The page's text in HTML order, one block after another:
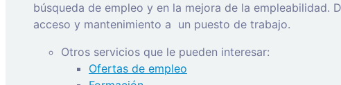
búsqueda de empleo y en la mejora de la
acceso y mantenimiento a un puesto de trabajo.
Otros servicios que le pueden interesar:
Ofertas de empleo